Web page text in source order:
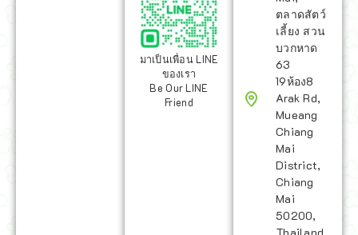
มาเป็นเพื่อน LINE
ของเรา
Be Our LINE
Friend
ตลาดสัตว์
เลี้ยง สวน
บวกหาด
63
19ห้อง8
Arak Rd,
Mueang
Chiang
Mai
District,
Chiang
Mai
50200,